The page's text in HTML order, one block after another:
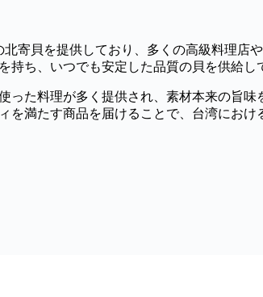
寄貝を提供しており、多くの高級料理店
ち、いつでも安定した品質の貝を供給し
った料理が多く提供され、素材本来の旨味
を満たす商品を届けることで、台湾におけ